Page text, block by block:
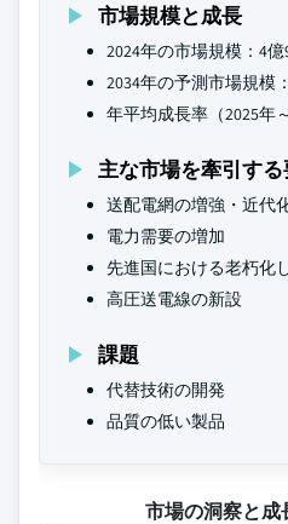
市場規模と成長
2024年の市場規模：4
2034年の予測市場規模
年平均成長率（2025年
主な市場を牽引する
送配電網の増強・近代
電力需要の増加
先進国における老朽化
高圧送電線の新設
課題
代替技術の開発
品質の低い製品
市場の洞察と成